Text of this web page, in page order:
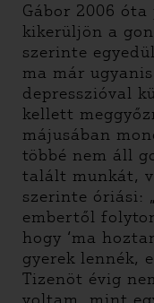
Gábor 2006
kikerüljön a
szerinte
ma már
depresszióval
kellett
májusában
többé nem áll
talált munkát,
szerinte óriási:
embertől
hogy ‘ma
gyerek lennék,
Tizenöt évig